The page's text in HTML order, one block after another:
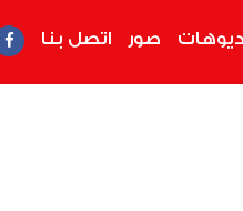
صور اتصل بنا